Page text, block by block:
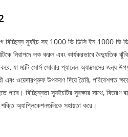
বিচ্ছিন্ন স্যুইচ সহ 1000 ভি ডিসি ইন 1000 ভি
নিরাপদে লক করুন এবং কার্যকরভাবে বৈদ্যুতিক
যা মাল্টি সোর্স সোলার প্যানেল অ্যাক্সেসের জন্য
ওয়েদারপ্রুফ উপকরণ দিয়ে তৈরি, পরিবেশগত
পারে। বিচ্ছিন্নতা স্যুইচটির সুরক্ষার সাথে, বিতরণ
শক্তি অ্যাপ্লিকেশনগুলিকে সহায়তা করে।